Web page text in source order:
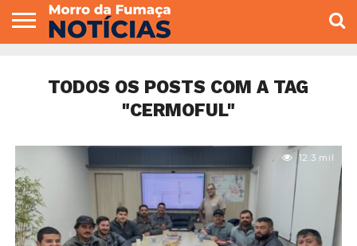
VEREADORES
TODOS OS POSTS COM A TAG
"CERMOFUL"
12.3 mil